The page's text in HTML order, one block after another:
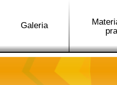
Galeria